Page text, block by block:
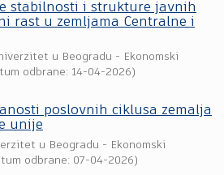
stabilnosti i strukture javnih
rast u zemljama Centralne i
u Beogradu - Ekonomski
odbrane: 14-04-2026)
poslovnih ciklusa zemalja
unije
u Beogradu - Ekonomski
odbrane: 07-04-2026)